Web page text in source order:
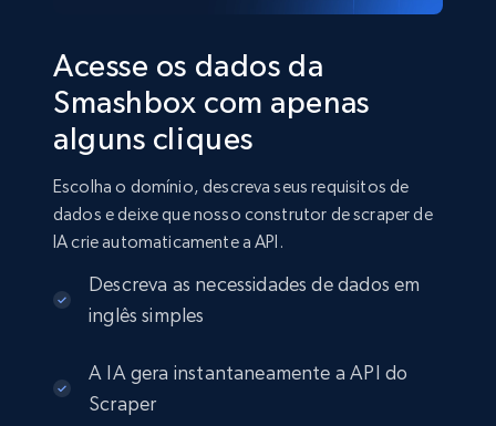
Acesse os dados da
Smashbox com apenas
alguns cliques
Escolha o domínio, descreva seus requisitos de
dados e deixe que nosso construtor de scraper de
IA crie automaticamente a API.
Descreva as necessidades de dados em
inglês simples
A IA gera instantaneamente a API do
Scraper